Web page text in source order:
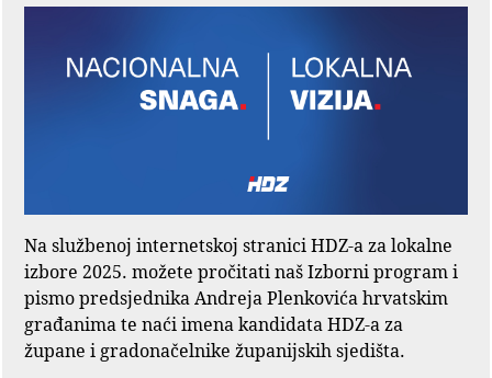
Na službenoj internetskoj stranici HDZ-a za lokalne
izbore 2025. možete pročitati naš Izborni program i
pismo predsjednika Andreja Plenkovića hrvatskim
građanima te naći imena kandidata HDZ-a za
župane i gradonačelnike županijskih sjedišta.